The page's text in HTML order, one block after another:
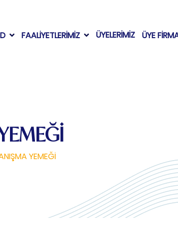
FAALİYETLERİMİZ ÜYELERİMİZ ÜYE
YEMEĞİ